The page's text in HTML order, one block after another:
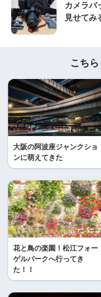
カメラバ
見せてみ
こちら
大阪の阿波座ジャンクショ
ンに萌えてきた
花と鳥の楽園！松江フォー
ゲルパークへ行ってき
た！！